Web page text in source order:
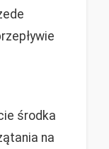
środka
na